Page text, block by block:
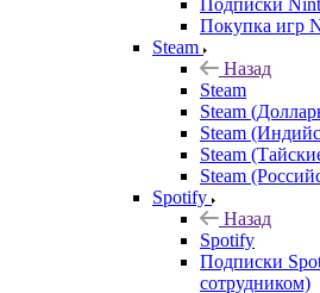
Подписки
Покупка игр
Steam
Назад
Steam
Steam
Steam
Steam
Steam
Spotify
Назад
Spotify
Подписки
сотрудником)